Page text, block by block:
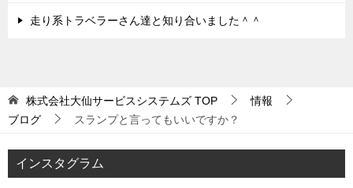
走り系トラベラーさん達と知り合いました＾＾
株式会社大仙サービスシステムズ TOP
情報
ブログ
スランプと言ってもいいですか？
インスタグラム